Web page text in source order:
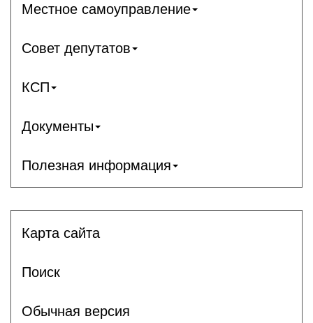
Местное самоуправление
Совет депутатов
КСП
Документы
Полезная информация
Карта сайта
Поиск
Обычная версия